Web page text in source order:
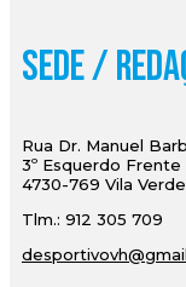
Sede /
Rua Dr. Manuel
3º Esquerdo Frente
4730-769 Vila Verde
Tlm.: 912 305 709